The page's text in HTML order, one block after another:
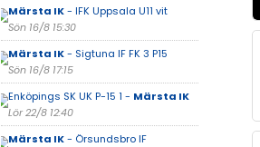
Märsta IK- IFK Uppsala U11 vit
Sön 16/8 15:30
Märsta IK- Sigtuna IF FK 3 P15
Sön 16/8 17:15
Enköpings SK UK P-15 1 - Märsta IK
Lör 22/8 12:40
Märsta IK- Örsundsbro IF